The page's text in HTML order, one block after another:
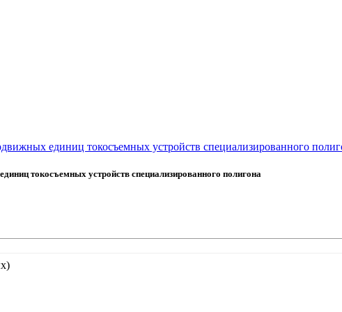
единиц токосъемных устройств специализированного
токосъемных устройств специализированного полигона